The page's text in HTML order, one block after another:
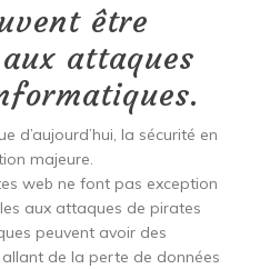
être
attaques
d’aujourd’hui, la sécurité en
majeure.
web ne font pas exception
aux attaques de pirates
peuvent avoir des
de la perte de données